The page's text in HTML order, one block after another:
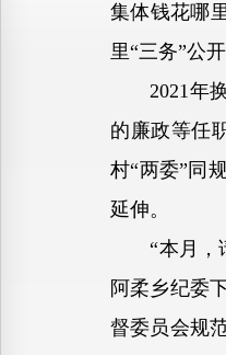
集体钱花哪
里“三务”公
2021年换
的廉政等任
村“两委”同
延伸。
“本月，请
阿柔乡纪委
督委员会规